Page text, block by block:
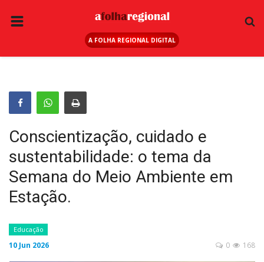
A FOLHA REGIONAL DIGITAL
ANUNCIE AQUI
ESPORTE
REGIÃO
SAÚDE
EDUCAÇÃO
SEGURANÇA
GERAL
Conscientização, cuidado e
sustentabilidade: o tema da
Semana do Meio Ambiente em
Estação.
Educação
10 Jun 2026 168
0